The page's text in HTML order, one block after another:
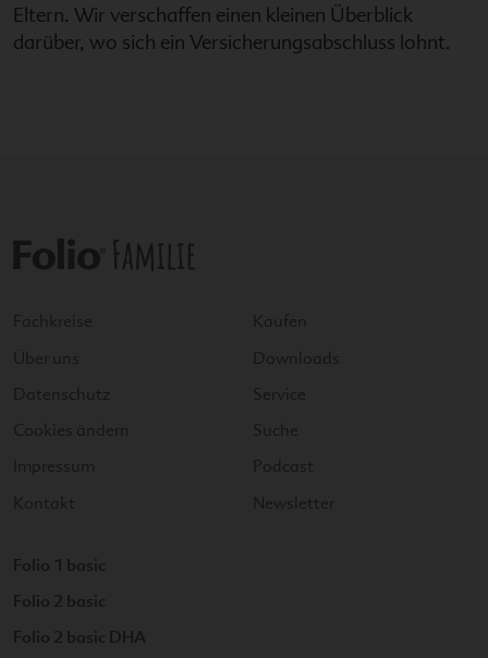
Eltern. Wir verschaffen einen kleinen Überblick
darüber, wo sich ein Versicherungsabschluss lohnt.
Fachkreise
Über uns
Datenschutz
Cookies ändern
Impressum
Kontakt
Kaufen
Downloads
Service
Suche
Podcast
Newsletter
Folio 1 basic
Folio 2 basic
Folio 2 basic DHA